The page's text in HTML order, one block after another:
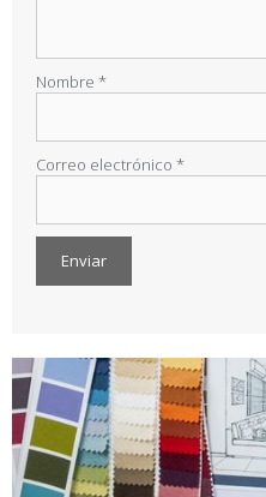
Nombre *
Correo electrónico *
t
e
r
a